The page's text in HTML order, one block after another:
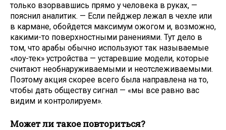
только взорвавшись прямо у человека в руках, —
пояснил аналитик. — Если пейджер лежал в чехле или
в кармане, обойдется максимум ожогом и, возможно,
какими-то поверхностными ранениями. Тут дело в
том, что арабы обычно используют так называемые
«лоу-тек» устройства — устаревшие модели, которые
считают необнаруживаемыми и неотслеживаемыми.
Поэтому акция скорее всего была направлена на то,
чтобы дать обществу сигнал — «мы все равно вас
видим и контролируем».
Может ли такое повториться?